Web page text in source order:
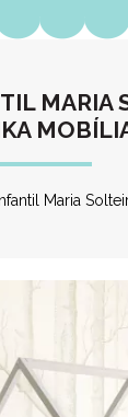
MARIA
Maria